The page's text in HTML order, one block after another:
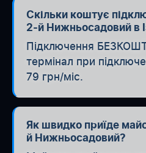
Скільки коштує
2-й Нижньосадовий в
Підключення
термінал при
79 грн/міс.
Як швидко приїде
й Нижньосадовий?